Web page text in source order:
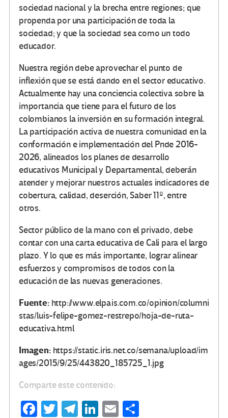
sociedad nacional y la brecha entre regiones; que
propenda por una participación de toda la
sociedad; y que la sociedad sea como un todo
educador.
Nuestra región debe aprovechar el punto de
inflexión que se está dando en el sector educativo.
Actualmente hay una conciencia colectiva sobre la
importancia que tiene para el futuro de los
colombianos la inversión en su formación integral.
La participación activa de nuestra comunidad en la
conformación e implementación del Pnde 2016-
2026, alineados los planes de desarrollo
educativos Municipal y Departamental, deberán
atender y mejorar nuestros actuales indicadores de
cobertura, calidad, deserción, Saber 11º, entre
otros.
Sector público de la mano con el privado, debe
contar con una carta educativa de Cali para el largo
plazo. Y lo que es más importante, lograr alinear
esfuerzos y compromisos de todos con la
educación de las nuevas generaciones.
Fuente:http://www.elpais.com.co/opinion/columni
stas/luis-felipe-gomez-restrepo/hoja-de-ruta-
educativa.html
Imagen: https://static.iris.net.co/semana/upload/im
ages/2015/9/25/443820_185725_1.jpg
Comparte este contenido:
Fa T
Te
Li
E